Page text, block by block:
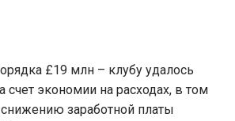
£19 млн – клубу удалось
счет экономии на расходах, в том
снижению заработной платы